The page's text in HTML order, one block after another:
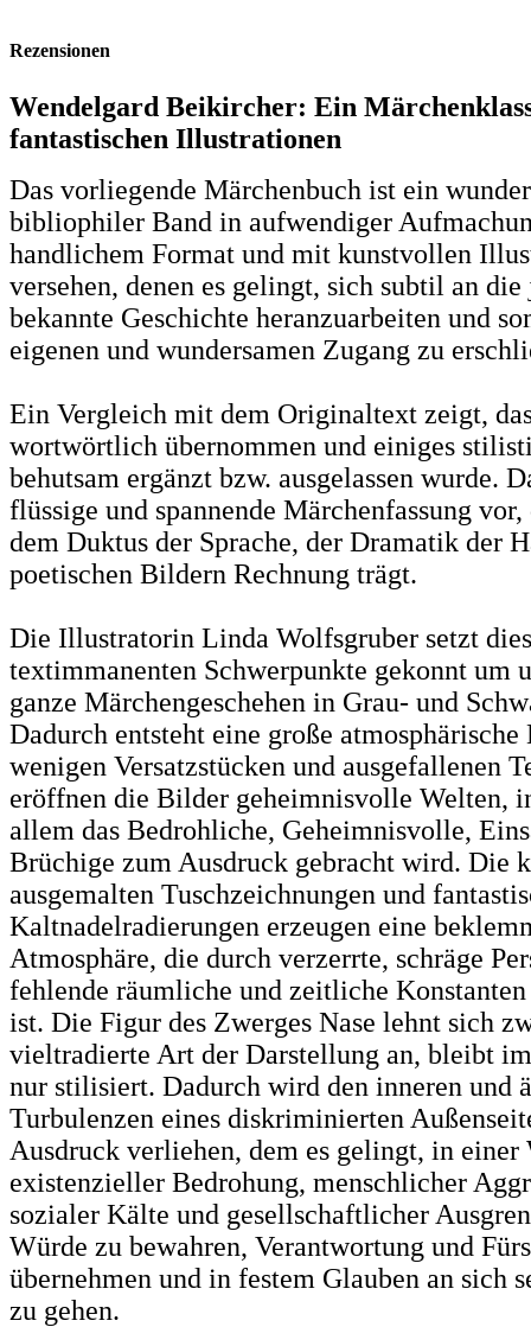
Rezensionen
Wendelgard Beikircher: Ein
fantastischen Illustrationen
Das vorliegende Märchenbuch ist ein
bibliophiler Band in aufwendiger
handlichem Format und mit kunstvollen
versehen, denen es gelingt, sich subtil an die
bekannte Geschichte heranzuarbeiten und
eigenen und wundersamen Zugang zu
Ein Vergleich mit dem Originaltext zeigt,
wortwörtlich übernommen und einiges
behutsam ergänzt bzw. ausgelassen wurde.
flüssige und spannende Märchenfassung
dem Duktus der Sprache, der Dramatik der
poetischen Bildern Rechnung trägt.
Die Illustratorin Linda Wolfsgruber setzt
textimmanenten Schwerpunkte gekonnt um
ganze Märchengeschehen in Grau- und
Dadurch entsteht eine große
wenigen Versatzstücken und ausgefallenen
eröffnen die Bilder geheimnisvolle Welten,
allem das Bedrohliche, Geheimnisvolle,
Brüchige zum Ausdruck gebracht wird. Die
ausgemalten Tuschzeichnungen und
Kaltnadelradierungen erzeugen eine
Atmosphäre, die durch verzerrte, schräge
fehlende räumliche und zeitliche
ist. Die Figur des Zwerges Nase lehnt sich
vieltradierte Art der Darstellung an, bleibt
nur stilisiert. Dadurch wird den inneren und
Turbulenzen eines diskriminierten
Ausdruck verliehen, dem es gelingt, in
existenzieller Bedrohung, menschlicher
sozialer Kälte und gesellschaftlicher
Würde zu bewahren, Verantwortung und
übernehmen und in festem Glauben an sich
zu gehen.